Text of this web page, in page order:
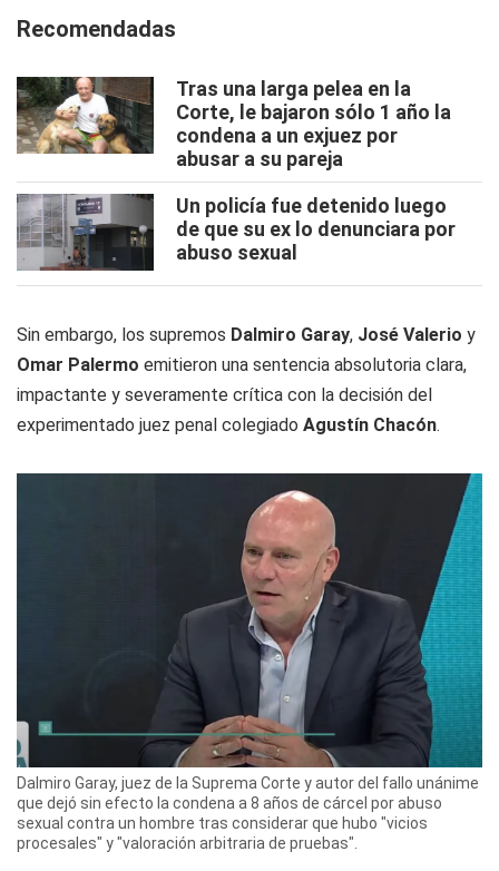
Recomendadas
Tras una larga pelea en la
Corte, le bajaron sólo 1 año la
condena a un exjuez por
abusar a su pareja
Un policía fue detenido luego
de que su ex lo denunciara por
abuso sexual
Sin embargo, los supremos Dalmiro Garay, José Valerio y
Omar Palermo emitieron una sentencia absolutoria clara,
impactante y severamente crítica con la decisión del
experimentado juez penal colegiado Agustín Chacón.
Dalmiro Garay, juez de la Suprema Corte y autor del fallo unánime
que dejó sin efecto la condena a 8 años de cárcel por abuso
sexual contra un hombre tras considerar que hubo "vicios
procesales" y "valoración arbitraria de pruebas".